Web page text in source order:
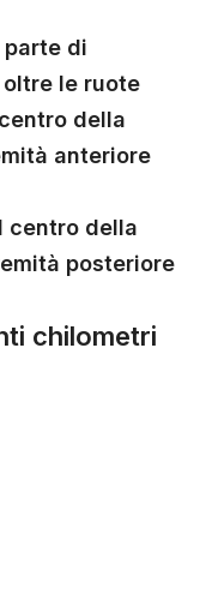
di
le ruote
della
anteriore
centro della
posteriore
chilometri